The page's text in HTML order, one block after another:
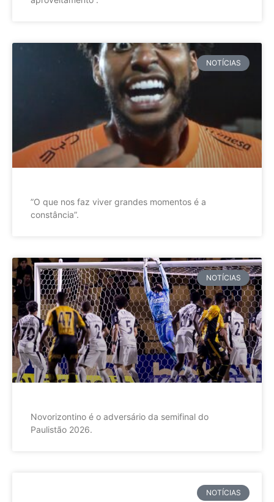
NOTÍCIAS
”O que nos faz viver grandes momentos é a
constância”.
NOTÍCIAS
Novorizontino é o adversário da semifinal do
Paulistão 2026.
NOTÍCIAS